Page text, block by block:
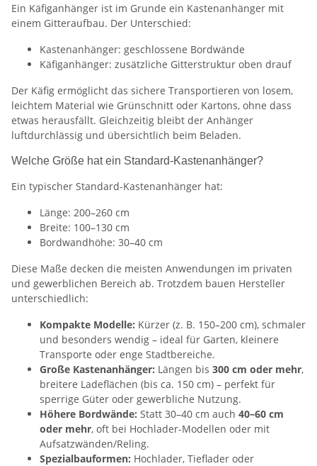
Ein Käfiganhänger ist im Grunde ein Kastenanhänger mit
einem Gitteraufbau. Der Unterschied:
Kastenanhänger: geschlossene Bordwände
Käfiganhänger: zusätzliche Gitterstruktur oben drauf
Der Käfig ermöglicht das sichere Transportieren von losem,
leichtem Material wie Grünschnitt oder Kartons, ohne dass
etwas herausfällt. Gleichzeitig bleibt der Anhänger
luftdurchlässig und übersichtlich beim Beladen.
Welche Größe hat ein Standard-Kastenanhänger?
Ein typischer Standard-Kastenanhänger hat:
Länge: 200–260 cm
Breite: 100–130 cm
Bordwandhöhe: 30–40 cm
Diese Maße decken die meisten Anwendungen im privaten
und gewerblichen Bereich ab. Trotzdem bauen Hersteller
unterschiedlich:
Kompakte Modelle: Kürzer (z. B. 150–200 cm), schmaler
und besonders wendig – ideal für Garten, kleinere
Transporte oder enge Stadtbereiche.
Große Kastenanhänger: Längen bis 300 cm oder mehr,
breitere Ladeflächen (bis ca. 150 cm) – perfekt für
sperrige Güter oder gewerbliche Nutzung.
Höhere Bordwände: Statt 30–40 cm auch 40–60 cm
oder mehr, oft bei Hochlader-Modellen oder mit
Aufsatzwänden/Reling.
Spezialbauformen: Hochlader, Tieflader oder